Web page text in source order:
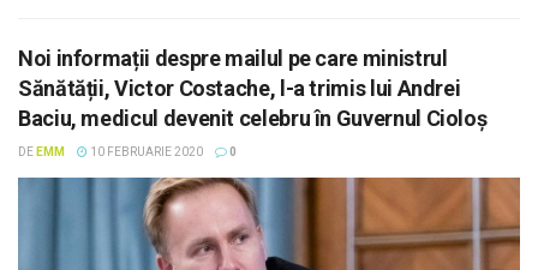
Noi informații despre mailul pe care ministrul
Sănătății, Victor Costache, l-a trimis lui Andrei
Baciu, medicul devenit celebru în Guvernul Cioloș
DE EMM 10 FEBRUARIE 2020 0